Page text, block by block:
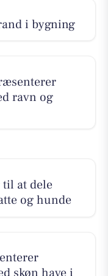
i bygning
ravn og
at dele
og hunde